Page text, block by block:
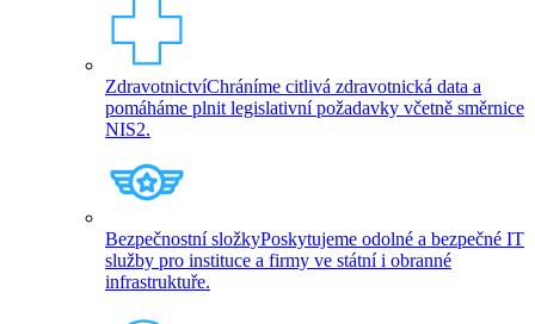
ZdravotnictvíChráníme citlivá zdravotnická data a
pomáháme plnit legislativní požadavky včetně směrnice
NIS2.
Bezpečnostní složkyPoskytujeme odolné a bezpečné IT
služby pro instituce a firmy ve státní i obranné
infrastruktuře.